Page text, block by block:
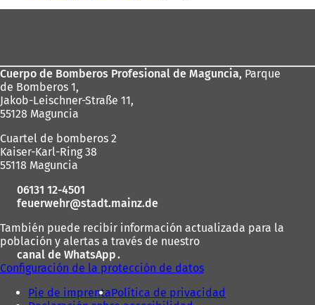
pies
Cuerpo de Bomberos Profesional de Maguncia, Parque
de Bomberos 1,
Jakob-Leischner-Straße 11,
55128 Maguncia
Cuartel de bomberos 2
Kaiser-Karl-Ring 38
55118 Maguncia
06131 12-4501
feuerwehr
stadt.mainz de
También puede recibir información actualizada para la
población y alertas a través de nuestro
canal de WhatsApp(
S
a
.
Configuración de la protección de datos
Pie de imprentaPolítica de privacidad